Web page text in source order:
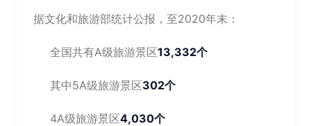
据文化和旅游部统计公报，至2020年末：
全国共有A级旅游景区13,332个
其中5A级旅游景区302个
4A级旅游景区4,030个